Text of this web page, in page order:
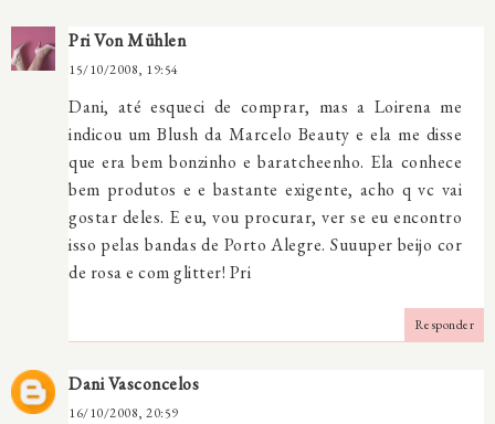
Pri Von Mühlen
15/10/2008, 19:54
Dani, até esqueci de comprar, mas a Loirena me
indicou um Blush da Marcelo Beauty e ela me disse
que era bem bonzinho e baratcheenho. Ela conhece
bem produtos e e bastante exigente, acho q vc vai
gostar deles. E eu, vou procurar, ver se eu encontro
isso pelas bandas de Porto Alegre. Suuuper beijo cor
de rosa e com glitter! Pri
Responder
Dani Vasconcelos
16/10/2008, 20:59